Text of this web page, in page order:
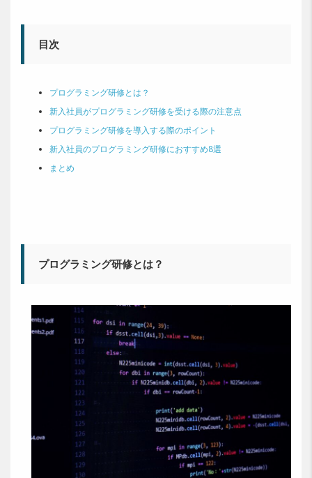
目次
プログラミング研修とは？
新入社員がプログラミング研修を受ける際の注意点
プログラミング研修を導入する際のポイント
新入社員のプログラミング研修におすすめ8選
まとめ
プログラミング研修とは？